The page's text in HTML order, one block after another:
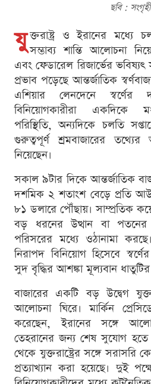
ছবি :
যু ক্তরাষ্ট্র ও ইরানের মধ্যে
সম্ভাব্য শান্তি আলোচনা
এবং ফেডারেল রিজার্ভের
প্রভাব পড়েছে আন্তর্জাতিক
এশিয়ার লেনদেনে স্বর্ণের
বিনিয়োগকারীরা একদিকে
পরিস্থিতি, অন্যদিকে চলতি
গুরুত্বপূর্ণ শ্রমবাজারের
নিয়েছেন।
সকাল ৯টার দিকে আন্তর্জাতিক
দশমিক ২ শতাংশ বেড়ে প্রতি
৮১ ডলারে পৌঁছায়। সাম্প্রতিক
বড় ধরনের উত্থান বা পতনের
পরিসরের মধ্যে ওঠানামা
নিরাপদ বিনিয়োগ হিসেবে
সুদ বৃদ্ধির আশঙ্কা মূল্যবান
বাজারের একটি বড় উদ্বেগ
আলোচনা ঘিরে। মার্কিন
করেছেন, ইরানের সঙ্গে
তেহরানের জন্য শেষ সুযোগ হতে
থেকে যুক্তরাষ্ট্রের সঙ্গে
প্রত্যাখ্যান করা হয়েছে। দুই